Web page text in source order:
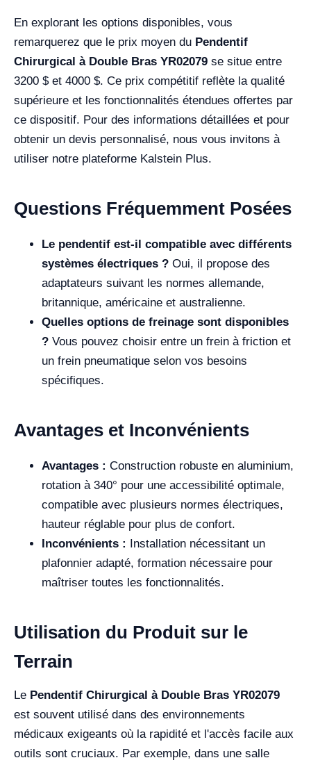
En explorant les options disponibles, vous
remarquerez que le prix moyen du Pendentif
Chirurgical à Double Bras YR02079 se situe entre
3200 $ et 4000 $. Ce prix compétitif reflète la qualité
supérieure et les fonctionnalités étendues offertes par
ce dispositif. Pour des informations détaillées et pour
obtenir un devis personnalisé, nous vous invitons à
utiliser notre plateforme Kalstein Plus.
Questions Fréquemment Posées
Le pendentif est-il compatible avec différents
systèmes électriques ? Oui, il propose des
adaptateurs suivant les normes allemande,
britannique, américaine et australienne.
Quelles options de freinage sont disponibles
? Vous pouvez choisir entre un frein à friction et
un frein pneumatique selon vos besoins
spécifiques.
Avantages et Inconvénients
Avantages : Construction robuste en aluminium,
rotation à 340° pour une accessibilité optimale,
compatible avec plusieurs normes électriques,
hauteur réglable pour plus de confort.
Inconvénients : Installation nécessitant un
plafonnier adapté, formation nécessaire pour
maîtriser toutes les fonctionnalités.
Utilisation du Produit sur le
Terrain
Le Pendentif Chirurgical à Double Bras YR02079
est souvent utilisé dans des environnements
médicaux exigeants où la rapidité et l'accès facile aux
outils sont cruciaux. Par exemple, dans une salle